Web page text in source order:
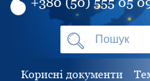
Корисні документи